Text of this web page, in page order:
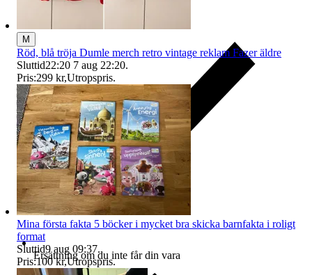
Ersättning om du inte får din vara
M
Röd, blå tröja Dumle merch retro vintage reklam Fazer äldre
Sluttid22:20 7 aug 22:20.
Pris:299 kr,Utropspris.
Mina första fakta 5 böcker i mycket bra skicka barnfakta i roligt
format
Sluttid9 aug 09:37.
Pris:100 kr,Utropspris.